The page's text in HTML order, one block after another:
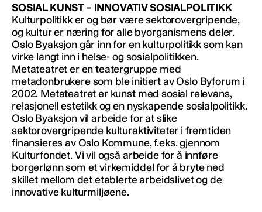
SOSIAL KUNST – INNOVATIV SOSIALPOLITIKK
Kulturpolitikk er og bør være sektorovergripende,
og kultur er næring for alle byorganismens deler.
Oslo Byaksjon går inn for en kulturpolitikk som kan
virke langt inn i helse- og sosialpolitikken.
Metateatret er en teatergruppe med
metadonbrukere som ble initiert av Oslo Byforum i
2002. Metateatret er kunst med sosial relevans,
relasjonell estetikk og en nyskapende sosialpolitikk.
Oslo Byaksjon vil arbeide for at slike
sektorovergripende kulturaktiviteter i fremtiden
finansieres av Oslo Kommune, f.eks. gjennom
Kulturfondet. Vi vil også arbeide for å innføre
borgerlønn som et virkemiddel for å bryte ned
skillet mellom det etablerte arbeidslivet og de
innovative kulturmiljøene.